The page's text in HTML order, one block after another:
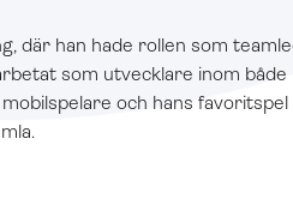
där han hade rollen som
som utvecklare inom både
och hans